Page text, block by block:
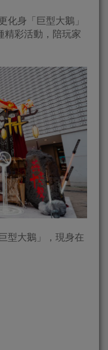
化身「巨型大鵝」
精彩活動，陪玩家
型大鵝」，現身在